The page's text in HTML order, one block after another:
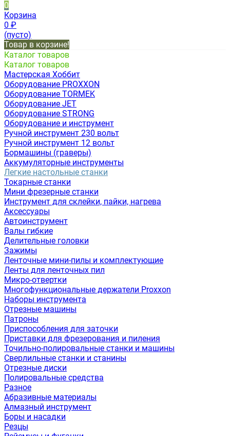
0
Корзина
0 ₽
(пусто)
Товар в корзине!
Каталог товаров
Каталог товаров
Мастерская Хоббит
Оборудование PROXXON
Оборудование TORMEK
Оборудование JET
Оборудование STRONG
Оборудование и инструмент
Ручной инструмент 230 вольт
Ручной инструмент 12 вольт
Бормашины (граверы)
Аккумуляторные инструменты
Легкие настольные станки
Токарные станки
Мини фрезерные станки
Инструмент для склейки, пайки, нагрева
Аксессуары
Автоинструмент
Валы гибкие
Делительные головки
Зажимы
Ленточные мини-пилы и комплектующие
Ленты для ленточных пил
Микро-отвертки
Многофункциональные держатели Proxxon
Наборы инструмента
Отрезные машины
Патроны
Приспособления для заточки
Приставки для фрезерования и пиления
Точильно-полировальные станки и машины
Сверлильные станки и станины
Отрезные диски
Полировальные средства
Разное
Абразивные материалы
Алмазный инструмент
Боры и насадки
Резцы